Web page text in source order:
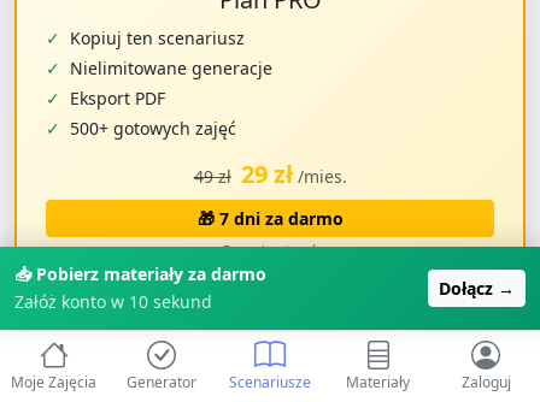
✓ Kopiuj ten scenariusz
✓ Nielimitowane generacje
✓ Eksport PDF
✓ 500+ gotowych zajęć
49 zł 29 zł /mies.
🎁 7 dni za darmo
Bez zobowiązań
👩‍🏫 1500+ opiekunek już korzysta z ZabawAIki • ⭐
Ocena
4.9/5
• ⏱️Oszczędzaj 2h dziennie na planowaniu
📥 Pobierz materiały za darmo
Załóż konto w 10 sekund
Dołącz →
Moje Zajęcia Generator Scenariusze Materiały Zaloguj